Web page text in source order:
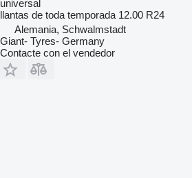
universal
llantas de toda temporada 12.00 R24
Alemania, Schwalmstadt
Giant- Tyres- Germany
Contacte con el vendedor